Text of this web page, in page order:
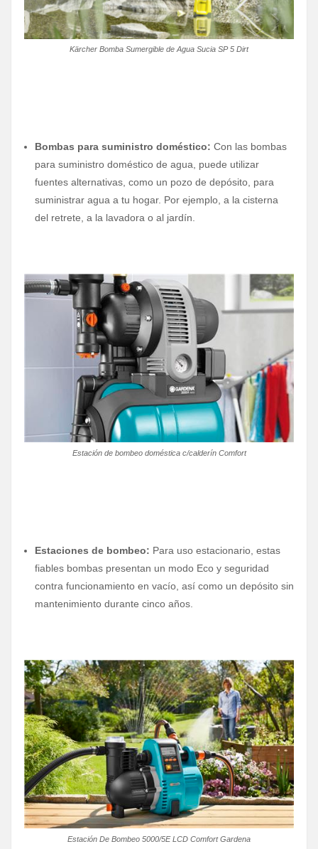
Kärcher Bomba Sumergible de Agua Sucia SP 5 Dirt
Bombas para suministro doméstico: Con las bombas
para suministro doméstico de agua, puede utilizar
fuentes alternativas, como un pozo de depósito, para
suministrar agua a tu hogar. Por ejemplo, a la cisterna
del retrete, a la lavadora o al jardín.
Estación de bombeo doméstica c/calderín Comfort
Estaciones de bombeo: Para uso estacionario, estas
fiables bombas presentan un modo Eco y seguridad
contra funcionamiento en vacío, así como un depósito sin
mantenimiento durante cinco años.
Estación De Bombeo 5000/5E LCD Comfort Gardena